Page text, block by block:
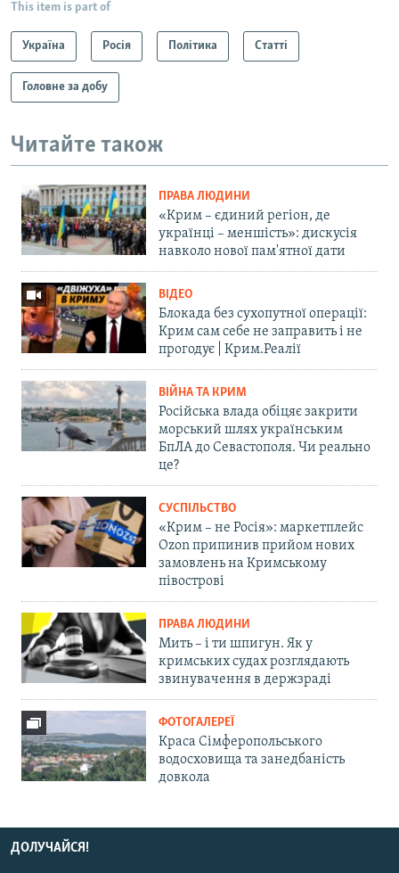
This item is part of
Україна Росія Політика Статті
Головне за добу
Читайте також
ПРАВА ЛЮДИНИ
«Крим – єдиний регіон, де
українці – меншість»: дискусія
навколо нової пам'ятної дати
ВІДЕО
Блокада без сухопутної операції:
Крим сам себе не заправить і не
прогодує | Крим.Реалії
ВІЙНА ТА КРИМ
Російська влада обіцяє закрити
морський шлях українським
БпЛА до Севастополя. Чи реально
це?
СУСПІЛЬСТВО
«Крим – не Росія»: маркетплейс
Ozon припинив прийом нових
замовлень на Кримському
півострові
ПРАВА ЛЮДИНИ
Мить – і ти шпигун. Як у
кримських судах розглядають
звинувачення в держзраді
ФОТОГАЛЕРЕЇ
Краса Сімферопольського
водосховища та занедбаність
довкола
ДОЛУЧАЙСЯ!